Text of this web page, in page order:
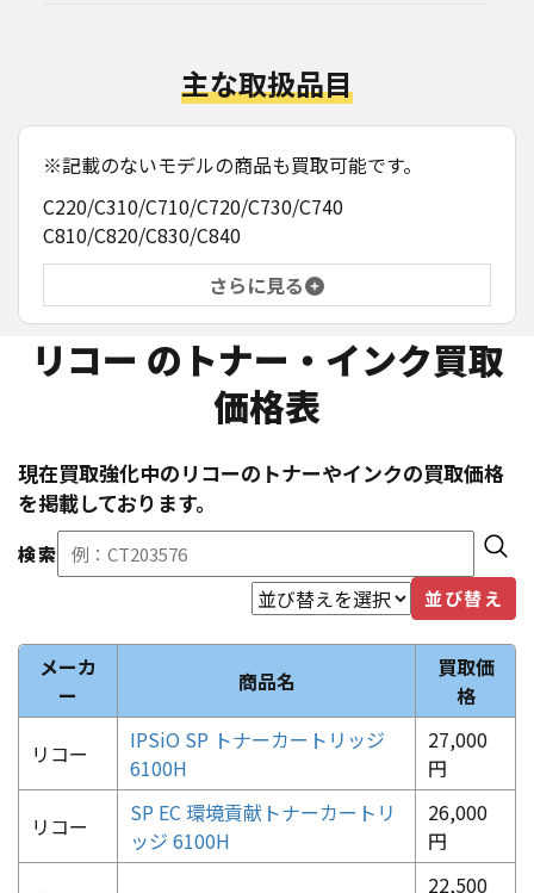
主な取扱品目
※記載のないモデルの商品も買取可能です。
C220/C310/C710/C720/C730/C740
C810/C820/C830/C840
さらに見る
リコー のトナー・インク買取
価格表
現在買取強化中のリコーのトナーやインクの買取価格
を掲載しております。
検索
並び替え
メーカ
ー
商品名
買取価
格
リコー
IPSiO SP トナーカートリッジ
6100H
27,000
円
リコー
SP EC 環境貢献トナーカートリ
ッジ 6100H
26,000
円
22,500